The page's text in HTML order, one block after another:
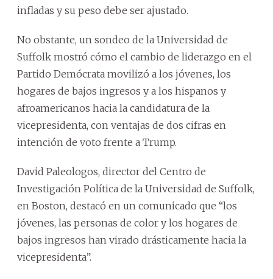
infladas y su peso debe ser ajustado.
No obstante, un sondeo de la Universidad de
Suffolk mostró cómo el cambio de liderazgo en el
Partido Demócrata movilizó a los jóvenes, los
hogares de bajos ingresos y a los hispanos y
afroamericanos hacia la candidatura de la
vicepresidenta, con ventajas de dos cifras en
intención de voto frente a Trump.
David Paleologos, director del Centro de
Investigación Política de la Universidad de Suffolk,
en Boston, destacó en un comunicado que “los
jóvenes, las personas de color y los hogares de
bajos ingresos han virado drásticamente hacia la
vicepresidenta”.